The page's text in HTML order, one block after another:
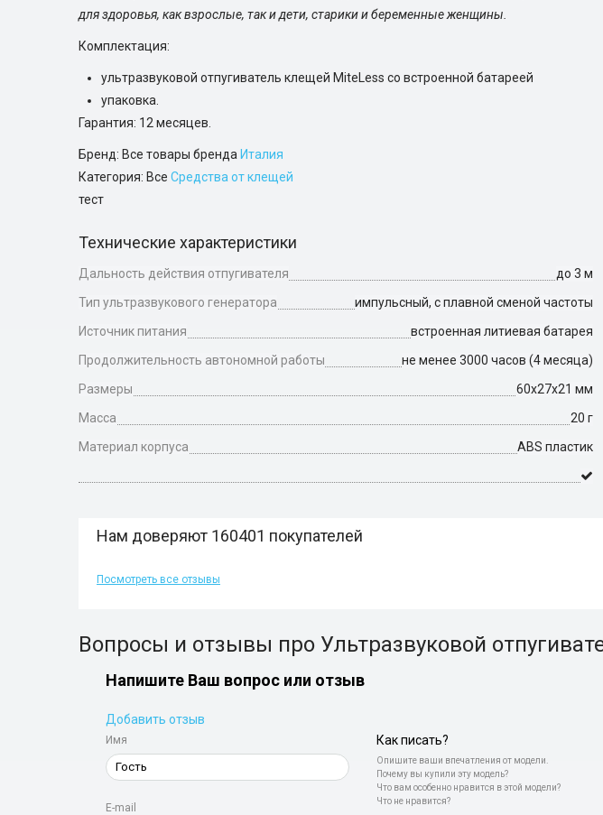
для здоровья, как взрослые, так и дети, старики и беременные женщины.
Комплектация:
ультразвуковой отпугиватель клещей MiteLess со встроенной батареей
упаковка.
Гарантия: 12 месяцев.
Бренд: Все товары бренда Италия
Категория: Все Средства от клещей
тест
Технические характеристики
Дальность действия отпугивателя
до 3 м
Тип ультразвукового генератора
импульсный, с плавной сменой частоты
Источник питания
встроенная литиевая батарея
Продолжительность автономной работы
не менее 3000 часов (4 месяца)
Размеры
60х27х21 мм
Масса
20 г
Материал корпуса
ABS пластик
Нам доверяют 160401 покупателей
Посмотреть все отзывы
Вопросы и отзывы про Ультразвуковой
Напишите Ваш вопрос или отзыв
Добавить отзыв
Имя
E-mail
Как писать?
Опишите ваши впечатления от модели.
Почему вы купили эту модель?
Что вам особенно нравится в этой модели?
Что не нравится?